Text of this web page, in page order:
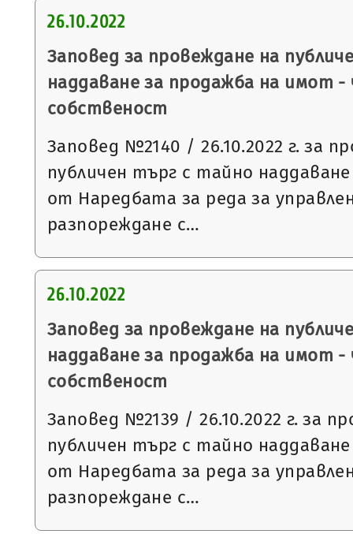
26.10.2022
Заповед за провеждане на
наддаване за продажба на имот
собственост
Заповед №2140 / 26.10.2022 г. за
публичен търг с тайно наддаване
от Наредбата за реда за
разпореждане с…
26.10.2022
Заповед за провеждане на
наддаване за продажба на имот
собственост
Заповед №2139 / 26.10.2022 г. за
публичен търг с тайно наддаване
от Наредбата за реда за
разпореждане с…